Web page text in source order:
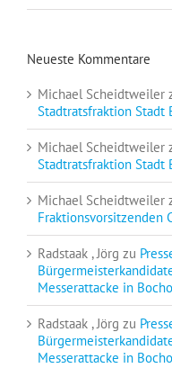
Neueste Kommentare
Michael Scheidtweiler
Stadtratsfraktion Stadt
Michael Scheidtweiler
Stadtratsfraktion Stadt
Michael Scheidtweiler
Fraktionsvorsitzenden
Radstaak , Jörg zu
Messerattacke in
Radstaak , Jörg zu
Messerattacke in